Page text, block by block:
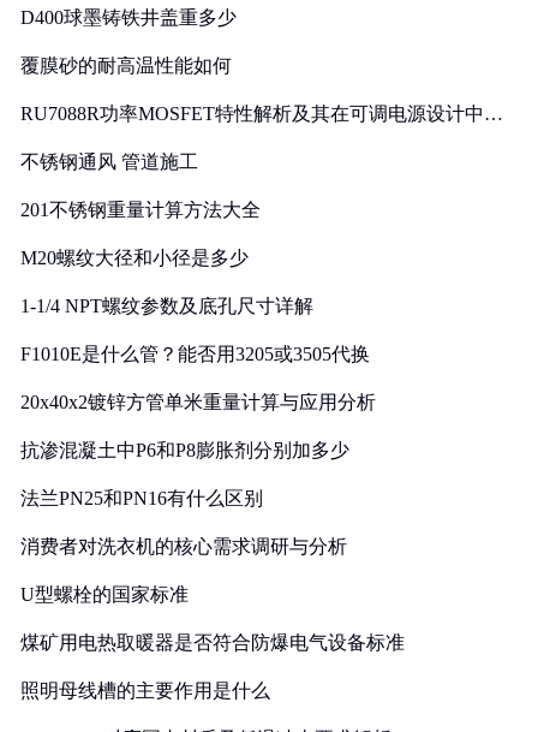
D400球墨铸铁井盖重多少
覆膜砂的耐高温性能如何
RU7088R功率MOSFET特性解析及其在可调电源设计中的
不锈钢通风 管道施工
201不锈钢重量计算方法大全
M20螺纹大径和小径是多少
1-1/4 NPT螺纹参数及底孔尺寸详解
F1010E是什么管？能否用3205或3505代换
20x40x2镀锌方管单米重量计算与应用分析
抗渗混凝土中P6和P8膨胀剂分别加多少
法兰PN25和PN16有什么区别
消费者对洗衣机的核心需求调研与分析
U型螺栓的国家标准
煤矿用电热取暖器是否符合防爆电气设备标准
照明母线槽的主要作用是什么